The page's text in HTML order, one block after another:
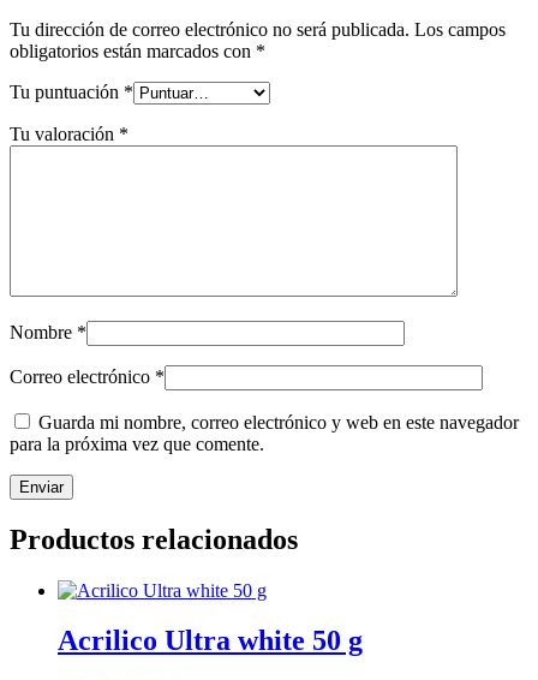
Tu dirección de correo electrónico no será publicada. Los campos
obligatorios están marcados con *
Tu puntuación *
Tu valoración *
Nombre *
Correo electrónico *
Guarda mi nombre, correo electrónico y web en este navegador
para la próxima vez que comente.
Productos relacionados
Acrilico Ultra white 50 g